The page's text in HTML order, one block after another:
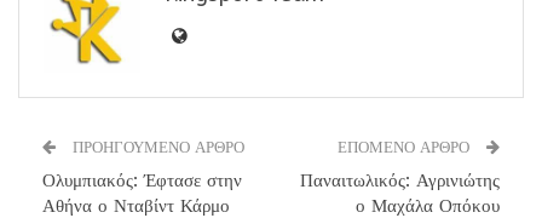
ΠΡΟΗΓΟΥΜΕΝΟ ΑΡΘΡΟ
Ολυμπιακός: Έφτασε στην
Αθήνα ο Νταβίντ Κάρμο
ΕΠΟΜΕΝΟ ΑΡΘΡΟ
Παναιτωλικός: Αγρινιώτης
ο Μαχάλα Οπόκου